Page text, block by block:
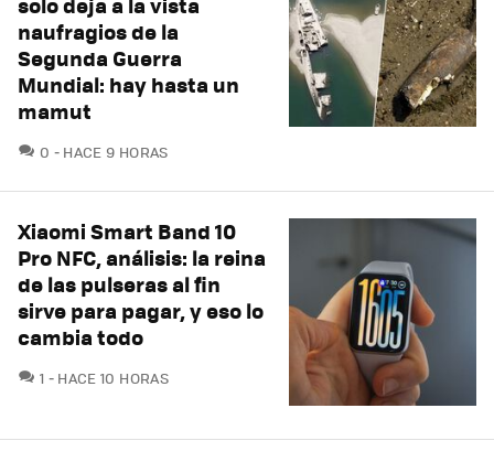
naufragios de la
Segunda Guerra
Mundial: hay hasta un
mamut
0 COMENTARIOS
HACE 9 HORAS
Xiaomi Smart Band 10
Pro NFC, análisis: la reina
de las pulseras al fin
sirve para pagar, y eso lo
cambia todo
1 COMENTARIOS
HACE 10 HORAS